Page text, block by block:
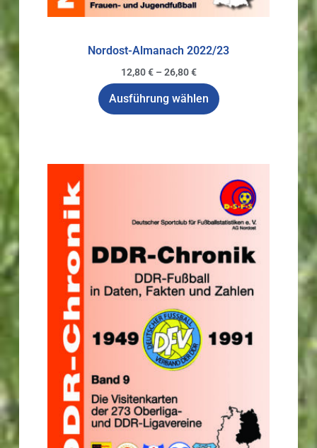
Nordost-Almanach 2022/23
12,80€ – 26,80€
Ausführung wählen